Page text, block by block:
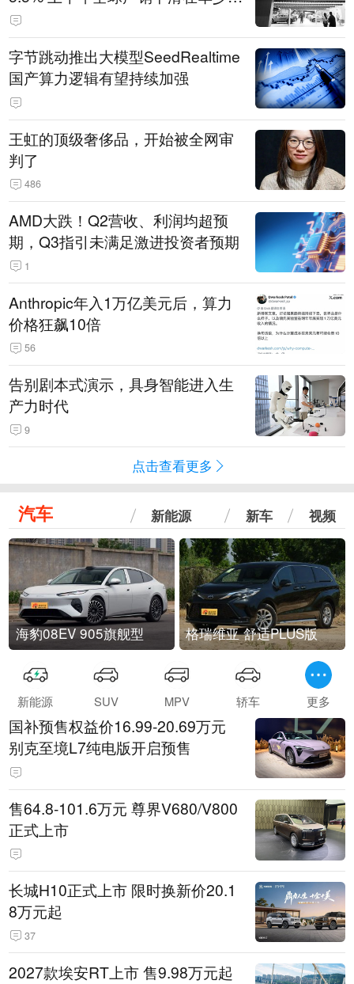
14.3万辆
字节跳动推出大模型SeedRealtime
国产算力逻辑有望持续加强
王虹的顶级奢侈品，开始被全网审
判了
486
AMD大跌！Q2营收、利润均超预
期，Q3指引未满足激进投资者预期
1
Anthropic年入1万亿美元后，算力
价格狂飙10倍
56
告别剧本式演示，具身智能进入生
产力时代
9
点击查看更多
汽车 新能源 新车 视频
海豹08EV 905旗舰型 格瑞维亚 舒适PLUS版
新能源 SUV MPV 轿车 更多
国补预售权益价16.99-20.69万元
别克至境L7纯电版开启预售
售64.8-101.6万元 尊界V680/V800
正式上市
长城H10正式上市 限时换新价20.1
8万元起
37
2027款埃安RT上市 售9.98万元起